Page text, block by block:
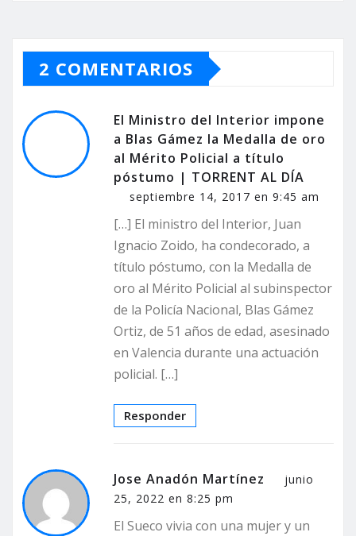
2 COMENTARIOS
El Ministro del Interior impone
a Blas Gámez la Medalla de oro
al Mérito Policial a título
póstumo | TORRENT AL DÍA
septiembre 14, 2017 en 9:45 am
[…] El ministro del Interior, Juan
Ignacio Zoido, ha condecorado, a
título póstumo, con la Medalla de
oro al Mérito Policial al subinspector
de la Policía Nacional, Blas Gámez
Ortiz, de 51 años de edad, asesinado
en Valencia durante una actuación
policial. […]
Responder
Jose Anadón Martínez
junio
25, 2022 en 8:25 pm
El Sueco vivia con una mujer y un